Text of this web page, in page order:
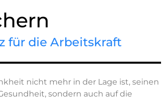
für die Arbeitskraft
nicht mehr in der Lage ist, seinen
sondern auch auf die